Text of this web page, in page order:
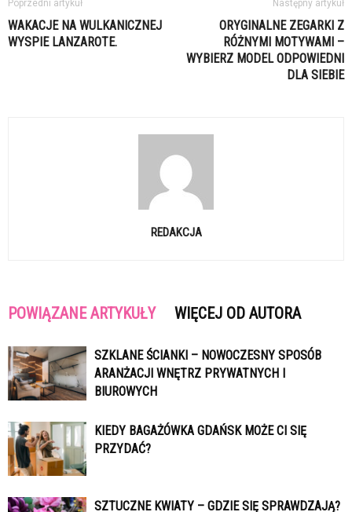
Poprzedni artykuł
WAKACJE NA WULKANICZNEJ
WYSPIE LANZAROTE.
Następny artykuł
ORYGINALNE ZEGARKI Z
RÓŻNYMI MOTYWAMI –
WYBIERZ MODEL ODPOWIEDNI
DLA SIEBIE
REDAKCJA
POWIĄZANE ARTYKUŁY WIĘCEJ OD AUTORA
SZKLANE ŚCIANKI – NOWOCZESNY SPOSÓB
ARANŻACJI WNĘTRZ PRYWATNYCH I
BIUROWYCH
KIEDY BAGAŻÓWKA GDAŃSK MOŻE CI SIĘ
PRZYDAĆ?
SZTUCZNE KWIATY – GDZIE SIĘ SPRAWDZAJĄ?